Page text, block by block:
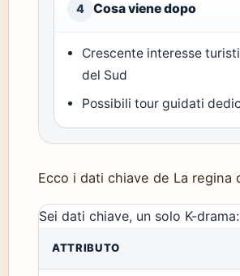
4 Cosa viene dopo
Crescente interesse
del Sud
Possibili tour guidati
Ecco i dati chiave de La regina
Sei dati chiave, un solo K-
ATTRIBUTO